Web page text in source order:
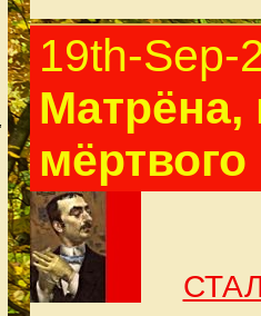
19th-Sep-
Матрёна,